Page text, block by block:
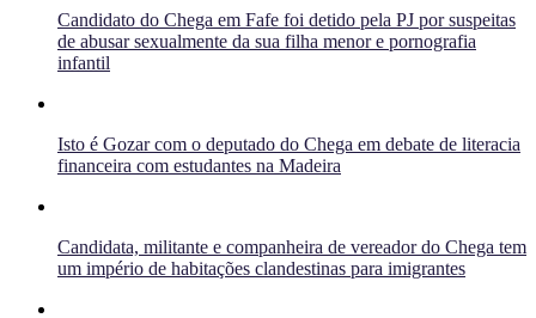
Candidato do Chega em Fafe foi detido pela PJ por suspeitas
de abusar sexualmente da sua filha menor e pornografia
infantil
Isto é Gozar com o deputado do Chega em debate de literacia
financeira com estudantes na Madeira
Candidata, militante e companheira de vereador do Chega tem
um império de habitações clandestinas para imigrantes